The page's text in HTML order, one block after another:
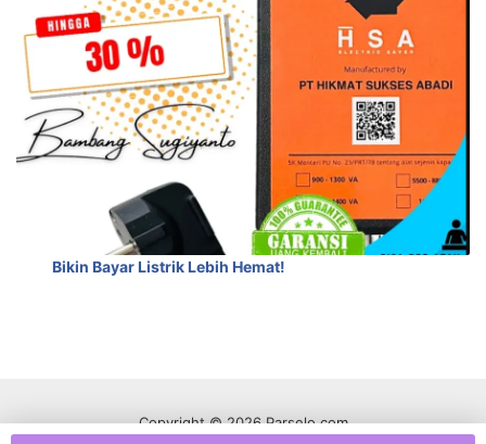
Bikin Bayar Listrik Lebih Hemat!
Copyright © 2026 Parselo.com